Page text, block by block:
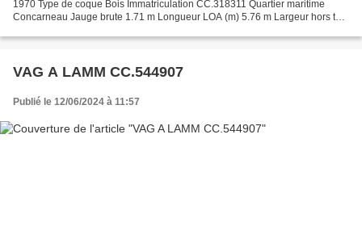
1970 Type de coque Bois Immatriculation CC.318311 Quartier maritime
Concarneau Jauge brute 1.71 m Longueur LOA (m) 5.76 m Largeur hors tout
VAG A LAMM CC.544907
Publié le 12/06/2024 à 11:57